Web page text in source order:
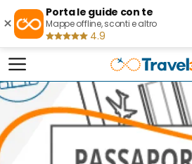
×
Porta le guide con te
Mappe offline, sconti e altro
4.9